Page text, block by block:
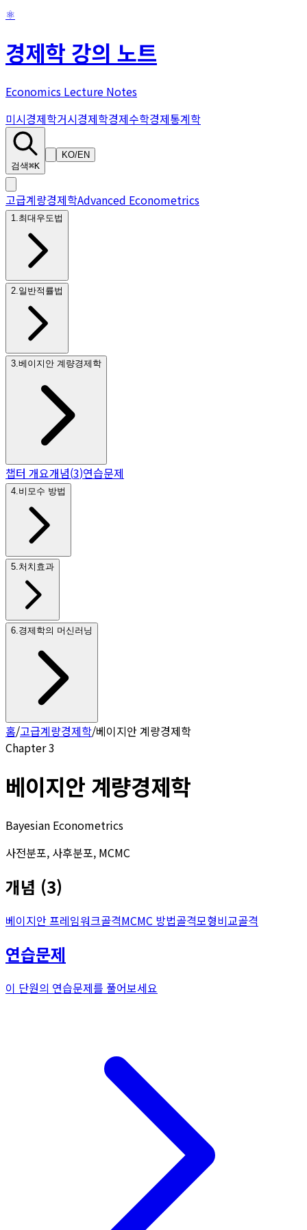
⚛
경제학 강의 노트
Economics Lecture Notes
미시경제학거시경제학경제수학경제통계학
검색⌘K
KO/EN
고급계량경제학Advanced Econometrics
1 최대우도법
2 일반적률법
3 베이지안 계량경제학
챕터 개요개념(3)연습문제
4 비모수 방법
5 처치효과
6 경제학의 머신러닝
홈/고급계량경제학/베이지안 계량경제학
Chapter3
베이지안 계량경제학
Bayesian Econometrics
사전분포, 사후분포, MCMC
개념 (3)
베이지안 프레임워크골격MCMC 방법골격모형비교골격
연습문제
이 단원의 연습문제를 풀어보세요